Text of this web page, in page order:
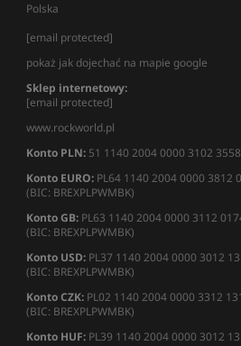
Polska
[email protected]
pokaż jak dojechać na mapie google
Sklep internetowy:
[email protected]
www.rockworld.pl
Konto PLN: 51 1140 2004 0000 3102
Konto EURO: PL64 1140 2004 0000 3812
(BIC: BREXPLPWMBK)
Konto GB: PL63 1140 2004 0000 3112
(BIC: BREXPLPWMBK)
Konto USD: PL37 1140 2004 0000 3012
(BIC: BREXPLPWMBK)
Konto CZK: PL02 1140 2004 0000 3312
(BIC: BREXPLPWMBK)
Konto HUF: PL39 1140 2004 0000 3012